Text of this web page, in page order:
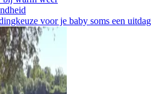
voor je baby soms een